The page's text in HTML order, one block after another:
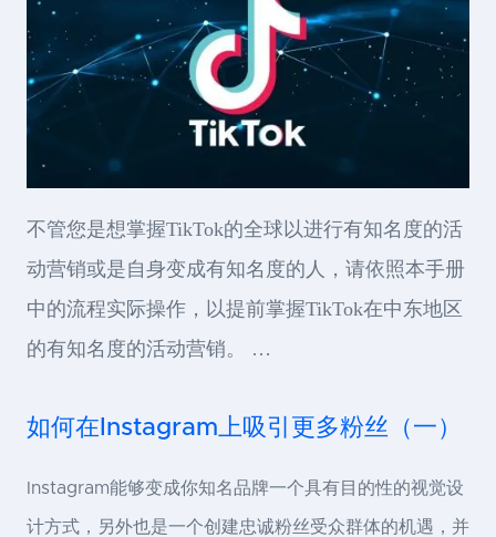
不管您是想掌握TikTok的全球以进行有知名度的活
动营销或是自身变成有知名度的人，请依照本手册
中的流程实际操作，以提前掌握TikTok在中东地区
的有知名度的活动营销。 …
如何在Instagram上吸引更多粉丝（一）
Instagram能够变成你知名品牌一个具有目的性的视觉设
计方式，另外也是一个创建忠诚粉丝受众群体的机遇，并